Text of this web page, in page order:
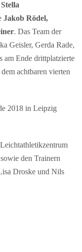
Jakob Rödel,
. Das Team der
Geisler, Gerda Rade,
Ende drittplatzierte
achtbaren vierten
2018 in Leipzig
den Trainern
Droske und Nils